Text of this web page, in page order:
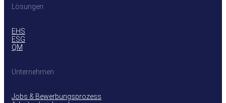
Lösungen
EHS
ESG
QM
Unternehmen
Jobs & Bewerbungsprozess